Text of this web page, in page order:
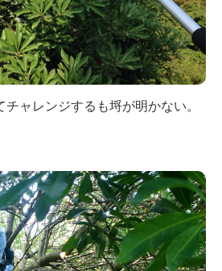
ャレンジするも埒が明かない。